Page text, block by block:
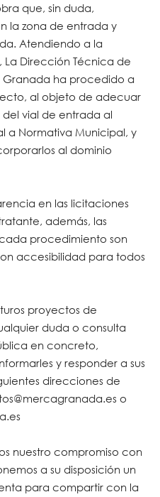
que, sin duda,
la zona de entrada y
Atendiendo a la
Dirección Técnica de
ha procedido a
al objeto de adecuar
del vial de entrada al
a Normativa Municipal, y
al dominio
en las licitaciones
además, las
procedimiento son
accesibilidad para todos
proyectos de
duda o consulta
en concreto,
y responder a sus
direcciones de
o
nuestro compromiso con
a su disposición un
para compartir con la